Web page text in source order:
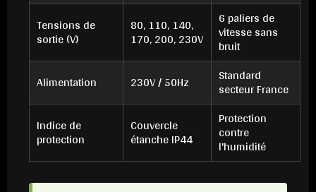
Tensions de
sortie (V)
80, 110, 140,
170, 200, 230V
6 paliers de
vitesse sans
bruit
Alimentation
230V / 50Hz Standard
secteur France
Indice de
protection
Couvercle
étanche IP44
Protection
contre
l'humidité